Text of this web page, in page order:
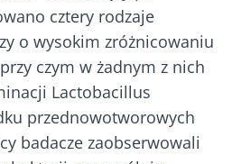
cztery rodzaje
o wysokim zróżnicowaniu
czym w żadnym z nich
Lactobacillus
przednowotworowych
badacze zaobserwowali